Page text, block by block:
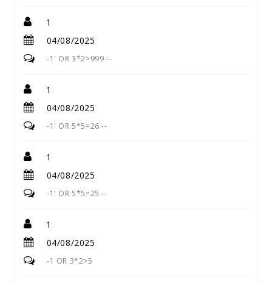
1
04/08/2025
-1' OR 3*2>999 --
1
04/08/2025
-1' OR 5*5=26 --
1
04/08/2025
-1' OR 5*5=25 --
1
04/08/2025
-1 OR 3*2>5